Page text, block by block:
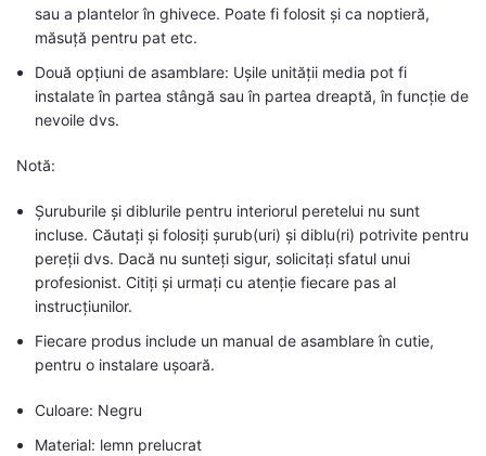
sau a plantelor în ghivece. Poate fi folosit și ca noptieră,
măsuță pentru pat etc.
Două opțiuni de asamblare: Ușile unității media pot fi
instalate în partea stângă sau în partea dreaptă, în funcție de
nevoile dvs.
Notă:
Șuruburile și diblurile pentru interiorul peretelui nu sunt
incluse. Căutați și folosiți șurub(uri) și diblu(ri) potrivite pentru
pereții dvs. Dacă nu sunteți sigur, solicitați sfatul unui
profesionist. Citiți și urmați cu atenție fiecare pas al
instrucțiunilor.
Fiecare produs include un manual de asamblare în cutie,
pentru o instalare ușoară.
Culoare: Negru
Material: lemn prelucrat